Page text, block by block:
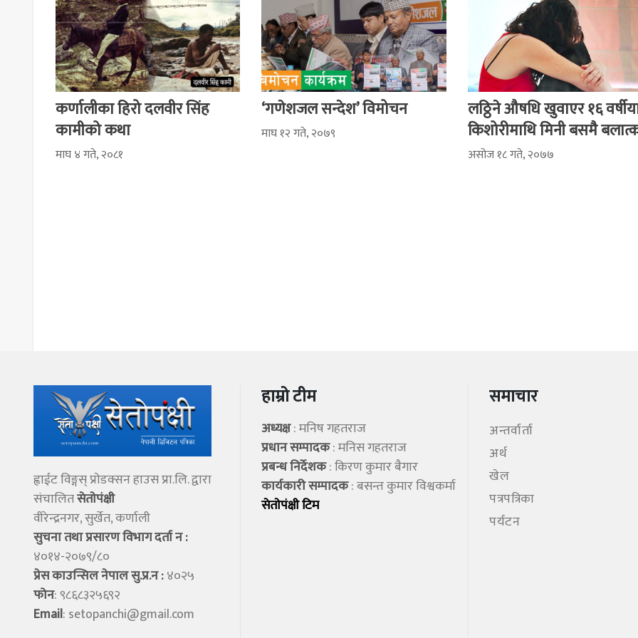
कर्णालीका हिरो दलवीर सिंह
कामीको कथा
माघ ४ गते, २०८१
‘गणेशजल सन्देश’ विमोचन
माघ १२ गते, २०७९
लठ्ठिने औषधि खुवाएर १६
किशोरीमाथि मिनी बसमै
असोज १८ गते, २०७७
ह्वाईट विङ्गस् प्राेडक्सन हाउस प्रा.लि. द्वारा
संचालितसेताेपंक्षी
वीरेन्द्रनगर, सुर्खेत, कर्णाली
सुचना तथा प्रसारण विभाग दर्ता न :
४०१४-२०७९/८०
प्रेस काउन्सिल नेपाल सु.प्र.न :४०२५
फोन: ९८६८३२५६९२
Email: setopanchi@gmail.com
हाम्रो टीम
अध्यक्ष: मनिष गहतराज
प्रधान सम्पादक: मनिस गहतराज
प्रबन्ध निर्देशक: किरण कुमार बैगार
कार्यकारी सम्पादक: बसन्त कुमार विश्वकर्मा
सेताेपंक्षी टिम
समाचार
अन्तर्वार्ता
अर्थ
खेल
पत्रपत्रिका
पर्यटन